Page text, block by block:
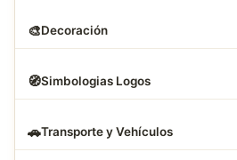
🎨Decoración
🧭Simbologias Logos
🚗Transporte y Vehículos